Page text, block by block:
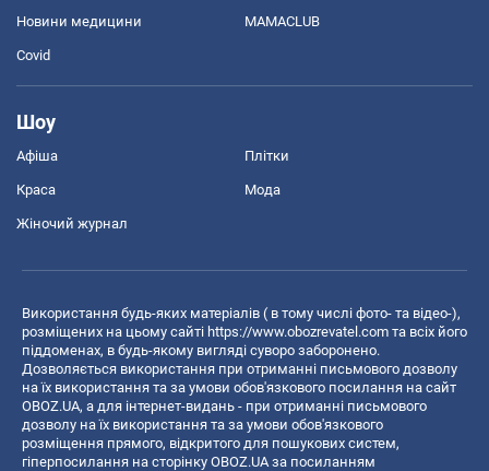
Новини медицини MAMACLUB
Covid
Шоу
Афіша Плітки
Краса Мода
Жіночий журнал
Використання будь-яких матеріалів ( в тому числі фото- та відео-),
розміщених на цьому сайті https://www.obozrevatel.com та всіх його
піддоменах, в будь-якому вигляді суворо заборонено.
Дозволяється використання при отриманні письмового дозволу
на їх використання та за умови обов'язкового посилання на сайт
OBOZ.UA, а для інтернет-видань - при отриманні письмового
дозволу на їх використання та за умови обов'язкового
розміщення прямого, відкритого для пошукових систем,
гіперпосилання на сторінку OBOZ.UA за посиланням